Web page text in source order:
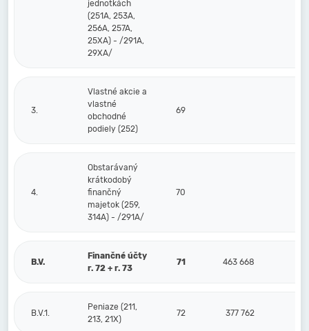
jednotkách
(251A, 253A,
256A, 257A,
25XA) - /291A,
29XA/
3.
Vlastné akcie a
vlastné
obchodné
podiely (252)
69
4.
Obstarávaný
krátkodobý
finančný
majetok (259,
314A) - /291A/
70
B.V.
Finančné účty
r. 72 + r. 73
71 463 668
B.V.1.
Peniaze (211,
213, 21X)
72 377 762